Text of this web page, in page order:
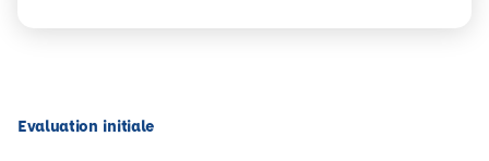
Evaluation initiale